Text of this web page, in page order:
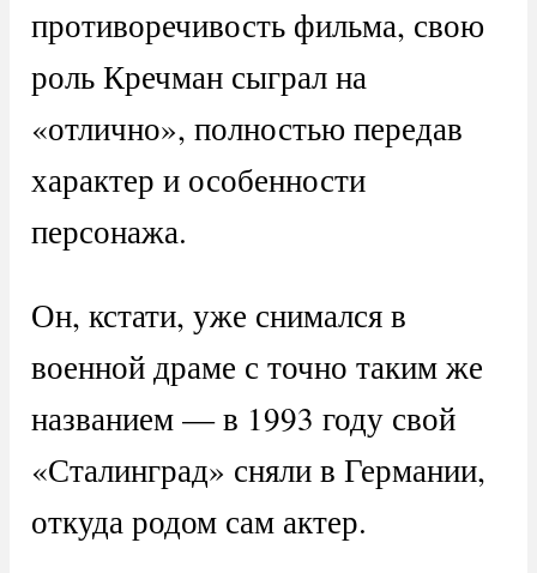
противоречивость фильма, свою
роль Кречман сыграл на
«отлично», полностью передав
характер и особенности
персонажа.
Он, кстати, уже снимался в
военной драме с точно таким же
названием — в 1993 году свой
«Сталинград» сняли в Германии,
откуда родом сам актер.